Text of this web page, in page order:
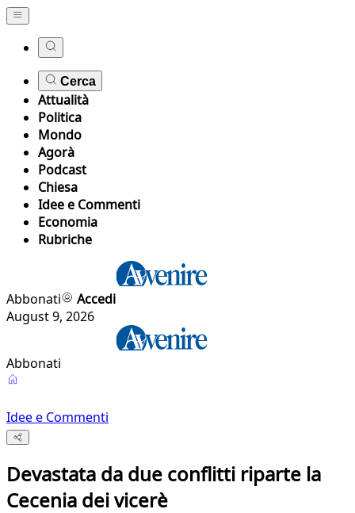
Cerca
Attualità
Politica
Mondo
Agorà
Podcast
Chiesa
Idee e Commenti
Economia
Rubriche
Abbonati
Accedi
August 9, 2026
Abbonati
Idee e Commenti
Devastata da due conflitti riparte la
Cecenia dei vicerè